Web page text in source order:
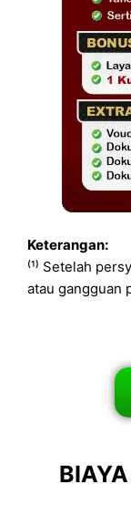
Keterangan:
⁽¹⁾ Setelah
atau gangguan